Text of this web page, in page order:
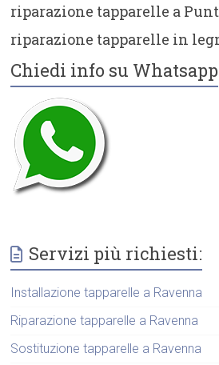
riparazione tapparelle a
riparazione tapparelle in
Chiedi info su Whatsapp
Servizi più richiesti:
Installazione tapparelle a Ravenna
Riparazione tapparelle a Ravenna
Sostituzione tapparelle a Ravenna